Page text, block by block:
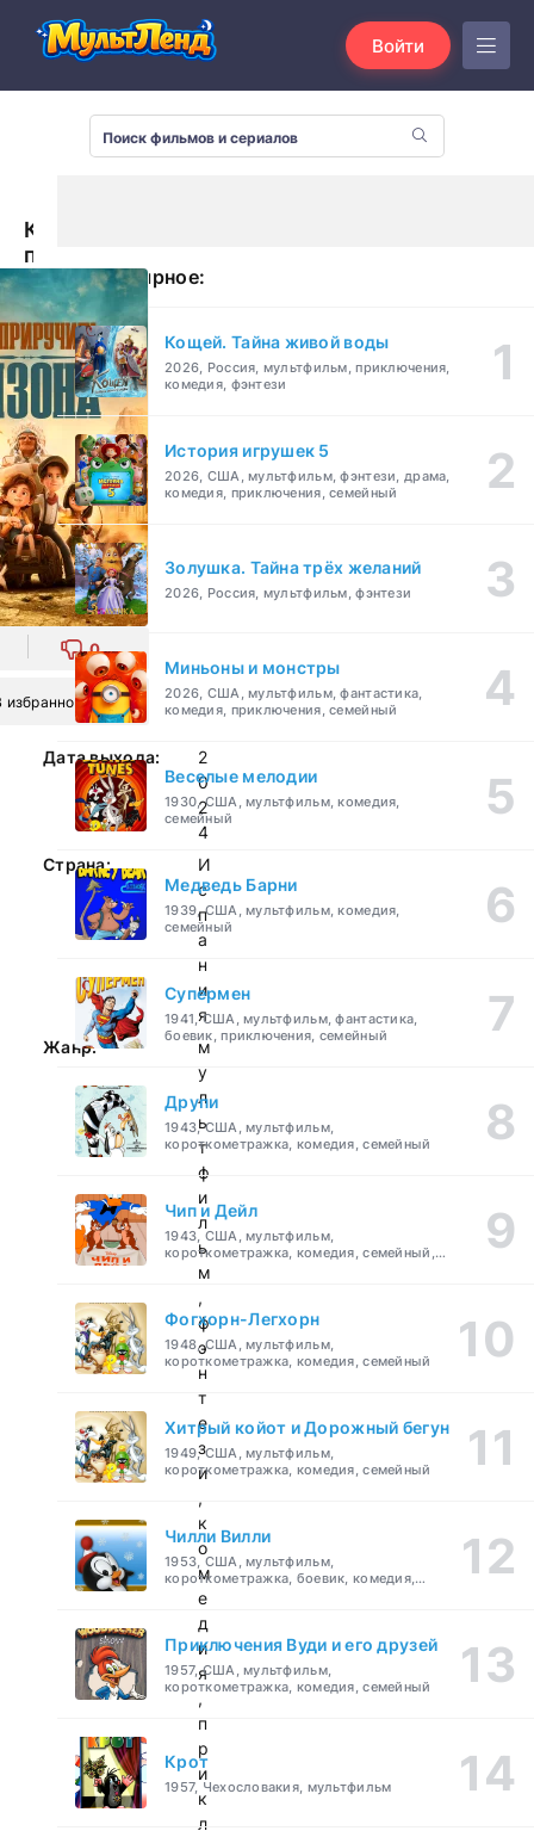
Войти
Как
приручить
бизона
(2024)
0
избранное
Дата выхода:
2
0
2
4
Страна:
И
с
п
а
н
и
я
Жанр:
м
у
л
ь
т
ф
и
л
ь
м
,
ф
э
н
т
е
з
и
,
к
о
м
е
д
и
я
,
п
р
и
к
л
Популярное:
Кощей. Тайна живой воды
2026, Россия, мультфильм, приключения,
комедия, фэнтези
История игрушек 5
2026, США, мультфильм, фэнтези, драма,
комедия, приключения, семейный
Золушка. Тайна трёх желаний
2026, Россия, мультфильм, фэнтези
Миньоны и монстры
2026, США, мультфильм, фантастика,
комедия, приключения, семейный
Веселые мелодии
1930, США, мультфильм, комедия,
семейный
Медведь Барни
1939, США, мультфильм, комедия,
семейный
Супермен
1941, США, мультфильм, фантастика,
боевик, приключения, семейный
Друпи
1943, США, мультфильм,
короткометражка, комедия, семейный
Чип и Дейл
1943, США, мультфильм,
короткометражка, комедия, семейный,
детский
Фогхорн-Легхорн
1948, США, мультфильм,
короткометражка, комедия, семейный
Хитрый койот и Дорожный бегун
1949, США, мультфильм,
короткометражка, комедия, семейный
Чилли Вилли
1953, США, мультфильм,
короткометражка, боевик, комедия,
приключения, семейный
Приключения Вуди и его друзей
1957, США, мультфильм,
короткометражка, комедия, семейный
Крот
1957, Чехословакия, мультфильм